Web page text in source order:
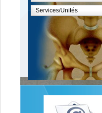
Services/Unités